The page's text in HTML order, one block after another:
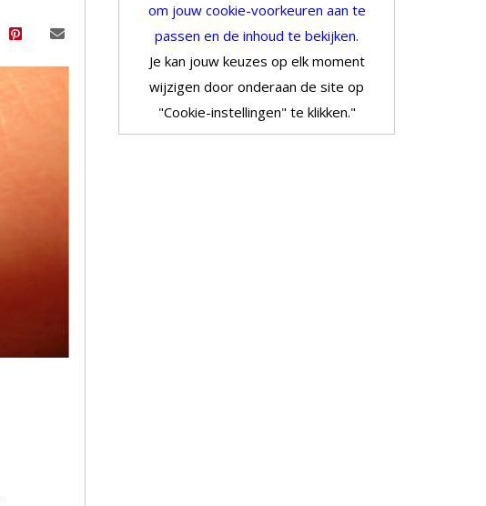
om jouw cookie-voorkeuren aan te
passen en de inhoud te bekijken.
Je kan jouw keuzes op elk moment
wijzigen door onderaan de site op
"Cookie-instellingen" te klikken."